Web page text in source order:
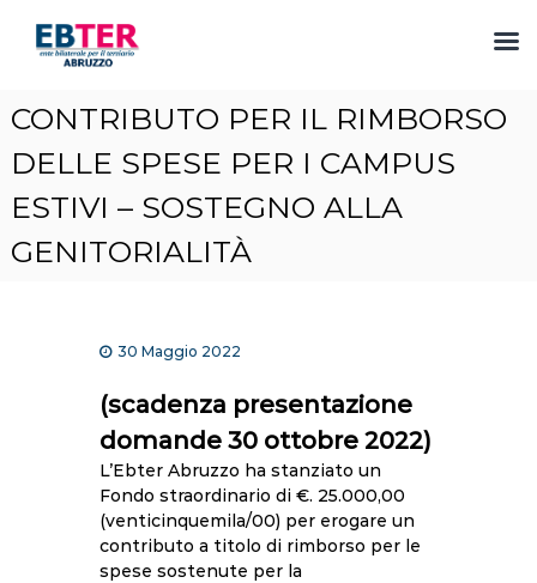
CONTRIBUTO PER IL RIMBORSO
DELLE SPESE PER I CAMPUS
ESTIVI – SOSTEGNO ALLA
GENITORIALITÀ
30 Maggio 2022
(scadenza presentazione
domande 30 ottobre 2022)
L’Ebter Abruzzo ha stanziato un
Fondo straordinario di €. 25.000,00
(venticinquemila/00) per erogare un
contributo a titolo di rimborso per le
spese sostenute per la